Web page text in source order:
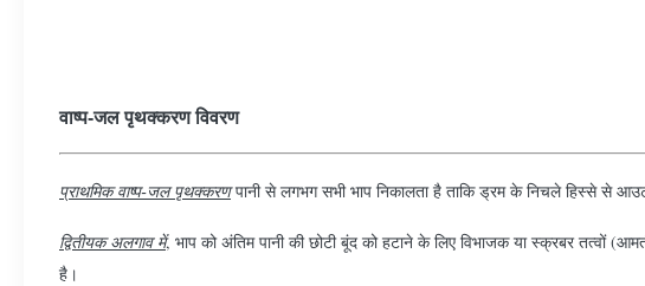
वाष्प-जल पृथक्करण विवरण
प्राथमिक वाष्प-जल पृथक्करणपानी से लगभग सभी भाप निकालता है ताकि ड्रम के निचले हिस्से से
द्वितीयक अलगाव में, भाप को अंतिम पानी की छोटी बूंद को हटाने के लिए विभाजक या स्क्रबर तत्वों
है।